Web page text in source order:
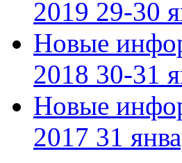
2019 29-30
Новые
2018 30-31
Новые
2017 31